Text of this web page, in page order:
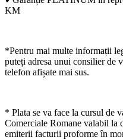
KM
*Pentru mai multe informații
puteți adresa unui consilier de
telefon afișate mai sus.
* Plata se va face la cursul de
Comerciale Romane valabil la
emiterii facturii proforme în